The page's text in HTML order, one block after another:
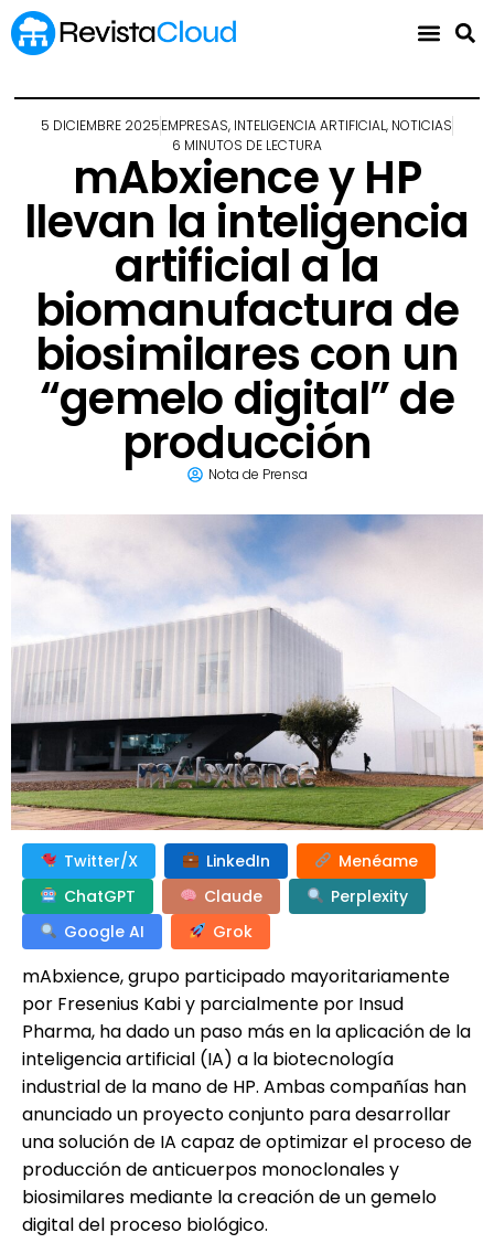
5 DICIEMBRE 2025EMPRESAS, INTELIGENCIA ARTIFICIAL, NOTICIAS
6 MINUTOS DE LECTURA
mAbxience y HP
llevan la inteligencia
artificial a la
biomanufactura de
biosimilares con un
“gemelo digital” de
producción
Nota de Prensa
Twitter/X LinkedIn
Menéame
ChatGPT
Claude
Perplexity
Google AI
Grok
mAbxience, grupo participado mayoritariamente
por Fresenius Kabi y parcialmente por Insud
Pharma, ha dado un paso más en la aplicación de la
inteligencia artificial (IA) a la biotecnología
industrial de la mano de HP. Ambas compañías han
anunciado un proyecto conjunto para desarrollar
una solución de IA capaz de optimizar el proceso de
producción de anticuerpos monoclonales y
biosimilares mediante la creación de un gemelo
digital del proceso biológico.